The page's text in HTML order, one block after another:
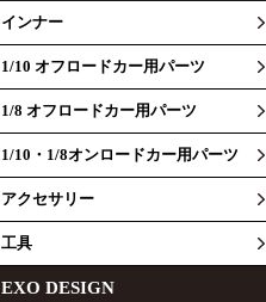
インナー
1/10 オフロードカー用パーツ
1/8 オフロードカー用パーツ
1/10・1/8オンロードカー用パーツ
アクセサリー
工具
EXO DESIGN